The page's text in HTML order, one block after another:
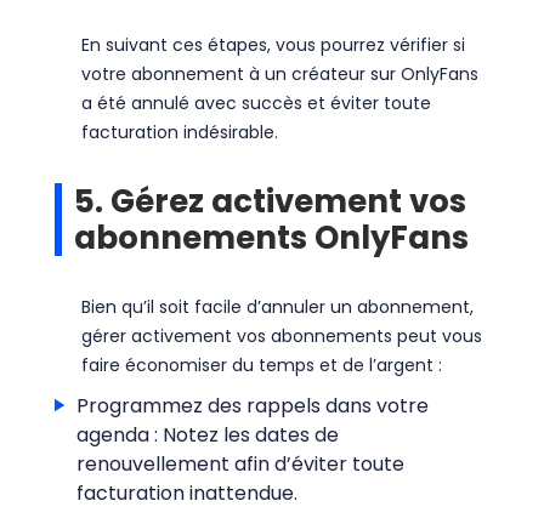
En suivant ces étapes, vous pourrez vérifier si
votre abonnement à un créateur sur OnlyFans
a été annulé avec succès et éviter toute
facturation indésirable.
5. Gérez activement vos
abonnements OnlyFans
Bien qu’il soit facile d’annuler un abonnement,
gérer activement vos abonnements peut vous
faire économiser du temps et de l’argent :
Programmez des rappels dans votre
agenda : Notez les dates de
renouvellement afin d’éviter toute
facturation inattendue.